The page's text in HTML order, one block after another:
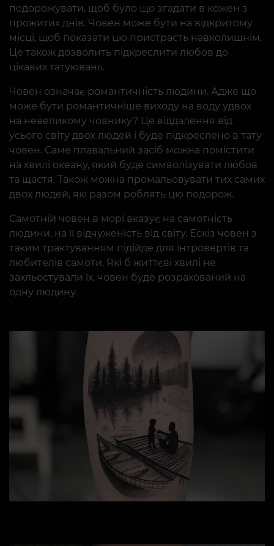
подорожувати, щоб було що згадати в кожен з
прожитих днів. Човен може бути на відкритому
місці, щоб показати цю пристрасть навколишнім.
Це також дозволить підкреслити любов до
цікавих татуювань.
Човен означає романтичність людини. Адже що
може бути романтичніше виходу на воду удвох
на невеликому човнику? Це віддалення від
усього світу двох людей і буде підкреслено в тату
човен. Саме плавальний засіб можна помістити
на хвилі океану, який буде символізувати любов
та щастя. Також можна промальовувати тих самих
двох людей, які разом роблять цю подорож.
Самотній човен в морі вказує на самотність
людини, на її відчуженість від світу. Ескіз човен з
таким трактуванням підійде для інтровертів та
любителів самоти. Які б життєві хвилі не
захльостували їх, човен буде розрахований на
одну людину.